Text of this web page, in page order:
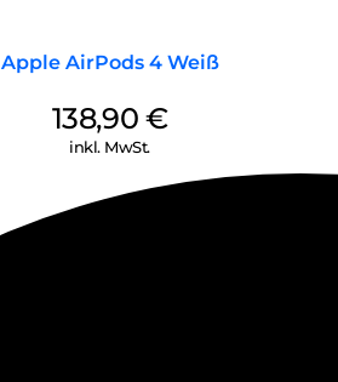
Apple AirPods 4 Weiß
138,90 €
inkl. MwSt.